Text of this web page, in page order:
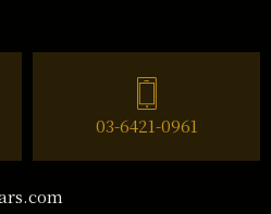
03-6421-0961